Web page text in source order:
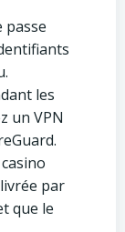
passe
les
un VPN
par
que le